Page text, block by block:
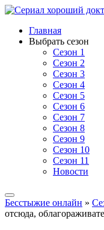
Главная
Выбрать сезон
Сезон 1
Сезон 2
Сезон 3
Сезон 4
Сезон 5
Сезон 6
Сезон 7
Сезон 8
Сезон 9
Сезон 10
Сезон 11
Новости
Бесстыжие онлайн »
отсюда,